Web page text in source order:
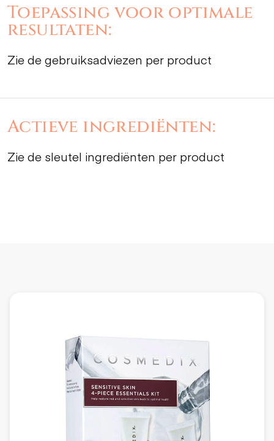
Toepassing voor optimale
resultaten:
Zie de gebruiksadviezen per product
Actieve ingrediënten:
Zie de sleutel ingrediënten per product